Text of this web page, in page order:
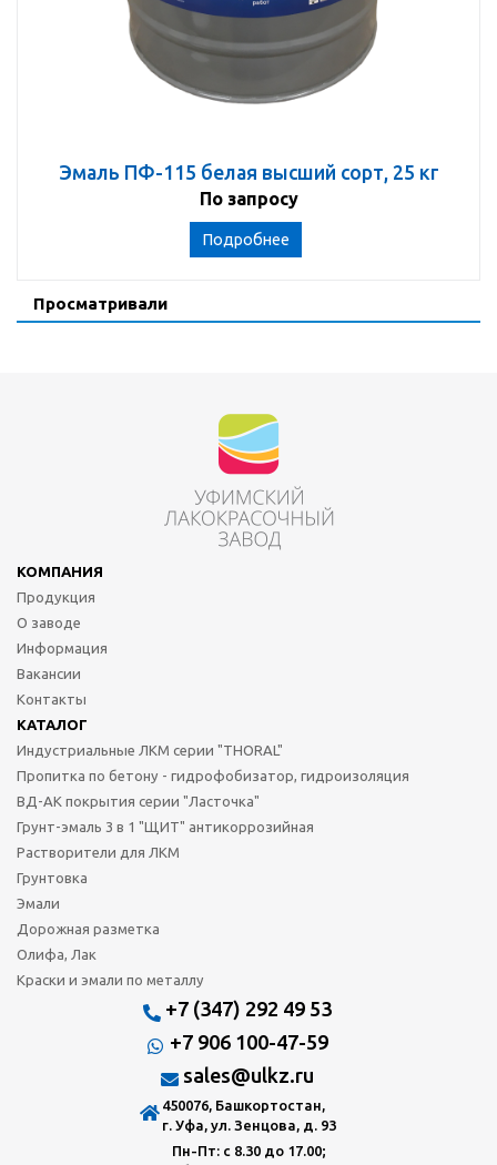
Эмаль ПФ-115 белая высший сорт, 25 кг
По запросу
Подробнее
Просматривали
КОМПАНИЯ
Продукция
О заводе
Информация
Вакансии
Контакты
КАТАЛОГ
Индустриальные ЛКМ серии "THORAL"
Пропитка по бетону - гидрофобизатор, гидроизоляция
ВД-АК покрытия серии "Ласточка"
Грунт-эмаль 3 в 1 "ЩИТ" антикоррозийная
Растворители для ЛКМ
Грунтовка
Эмали
Дорожная разметка
Олифа, Лак
Краски и эмали по металлу
+7 (347) 292 49 53
+7 906 100-47-59
sales@ulkz.ru
450076, Башкортостан,
г. Уфа, ул. Зенцова, д. 93
Пн-Пт: с 8.30 до 17.00;